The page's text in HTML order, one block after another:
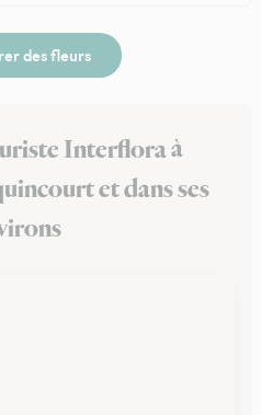
des fleurs
Interflora à
et dans ses